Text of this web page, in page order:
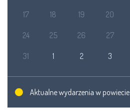
17 18 19 20
24 25 26 27
31 1 2 3
Aktualne wydarzenia w powiecie